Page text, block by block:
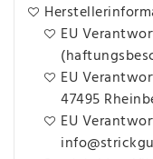
EU
EU
47495
EU